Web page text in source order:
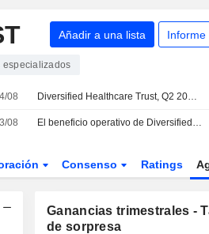
Añadir a una lista Informe
especializados
08 Diversified Healthcare Trust, Q2 2026 Earnings Call, Aug 04, 2026
08 El beneficio operativo de Diversified Healthcare Trust crece en el segundo trimestre pese a la caída de los ingresos
Consenso Ratings
Ganancias trimestrales -
de sorpresa